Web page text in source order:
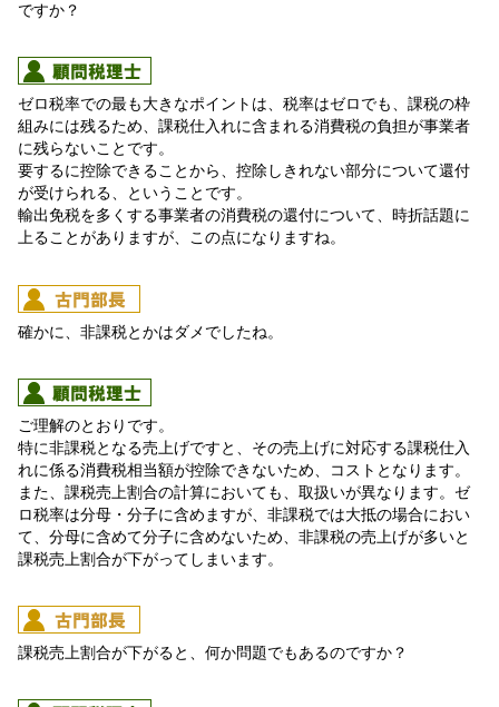
ですか？
ゼロ税率での最も大きなポイントは、税率はゼロでも、課税の枠
組みには残るため、課税仕入れに含まれる消費税の負担が事業者
に残らないことです。
要するに控除できることから、控除しきれない部分について還付
が受けられる、ということです。
輸出免税を多くする事業者の消費税の還付について、時折話題に
上ることがありますが、この点になりますね。
確かに、非課税とかはダメでしたね。
ご理解のとおりです。
特に非課税となる売上げですと、その売上げに対応する課税仕入
れに係る消費税相当額が控除できないため、コストとなります。
また、課税売上割合の計算においても、取扱いが異なります。ゼ
ロ税率は分母・分子に含めますが、非課税では大抵の場合におい
て、分母に含めて分子に含めないため、非課税の売上げが多いと
課税売上割合が下がってしまいます。
課税売上割合が下がると、何か問題でもあるのですか？